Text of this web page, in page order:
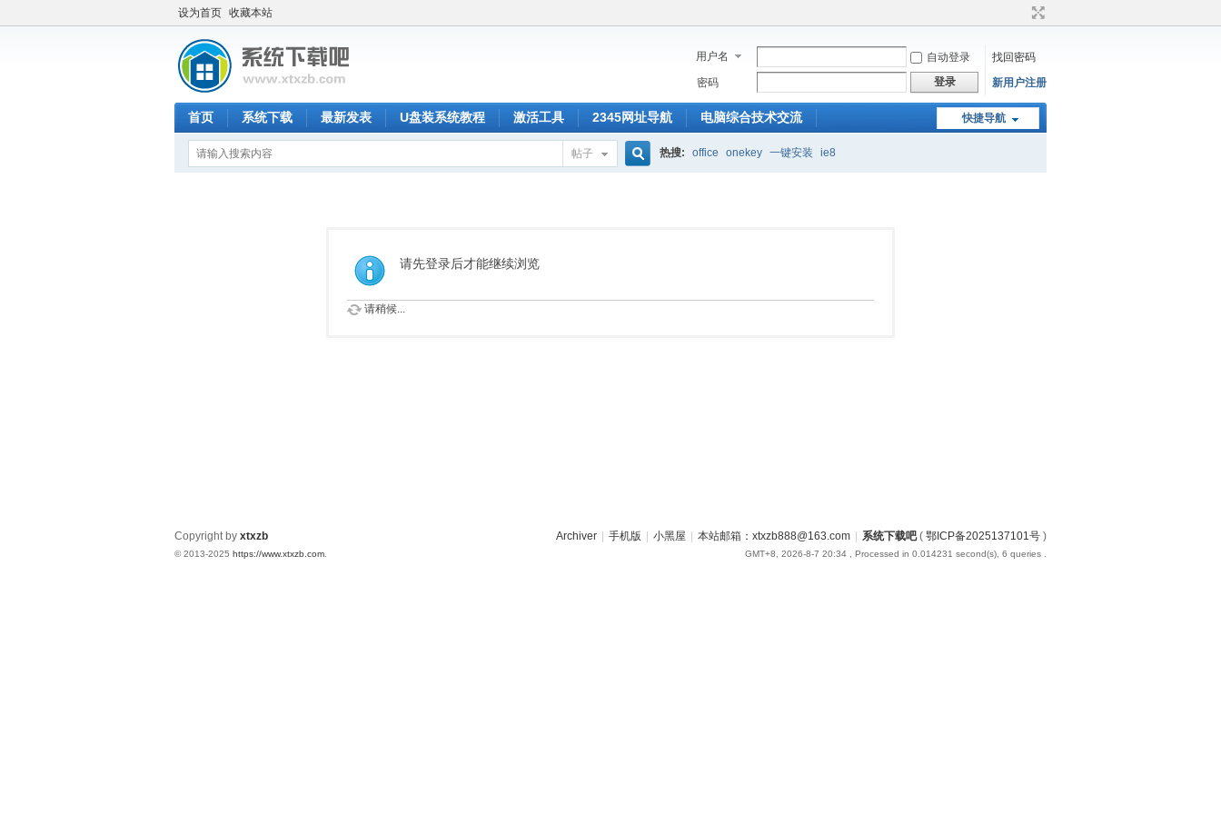
设为首页 收藏本站
用户名 自动登录
找回密码
密码
登录 新用户注册
快捷导航
首页 系统下载 最新发表 U盘装系统教程 激活工具 2345网址导航 电脑综合技术交流
帖子 热搜: office onekey 一键安装 ie8
请先登录后才能继续浏览
请稍候...
Archiver 手机版 小黑屋 本站邮箱：xtxzb888@163.com 系统下载吧( 鄂ICP备2025137101号 )
GMT+8, 2026-8-7 20:34 , Processed in 0.014231 second(s), 6 queries .
Copyright by xtxzb
© 2013-2025 https://www.xtxzb.com